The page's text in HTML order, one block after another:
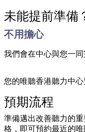
未能提前準備
不用擔心
我們會在中心與您一同
您的唯聽香港聽力中心
預期流程
準備邁出改善聽力的
格，即可預約最近的唯